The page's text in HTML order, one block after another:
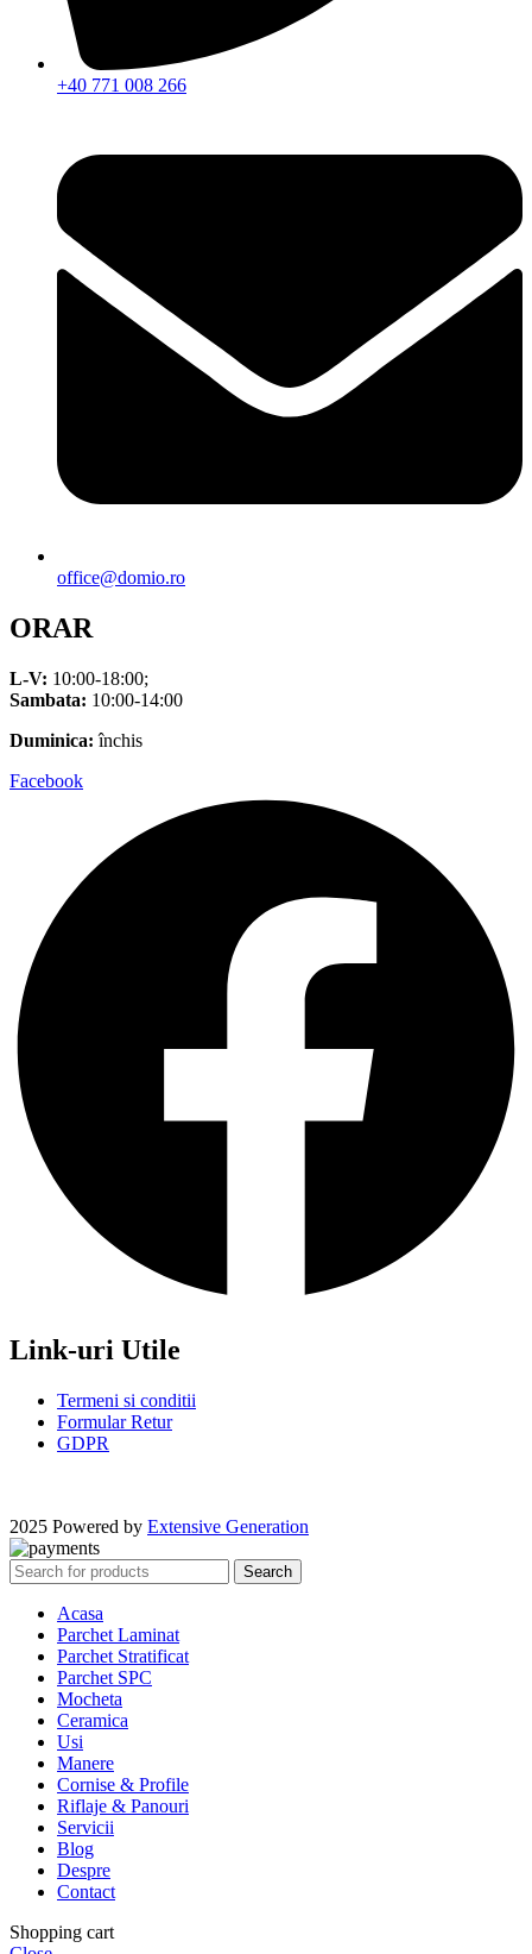
+40 771 008 266
office@domio.ro
ORAR
L-V: 10:00-18:00;
Sambata: 10:00-14:00
Duminica: închis
Facebook
Link-uri Utile
Termeni si conditii
Formular Retur
GDPR
2025 Powered by Extensive Generation
Search
Acasa
Parchet Laminat
Parchet Stratificat
Parchet SPC
Mocheta
Ceramica
Usi
Manere
Cornise & Profile
Riflaje & Panouri
Servicii
Blog
Despre
Contact
Shopping cart